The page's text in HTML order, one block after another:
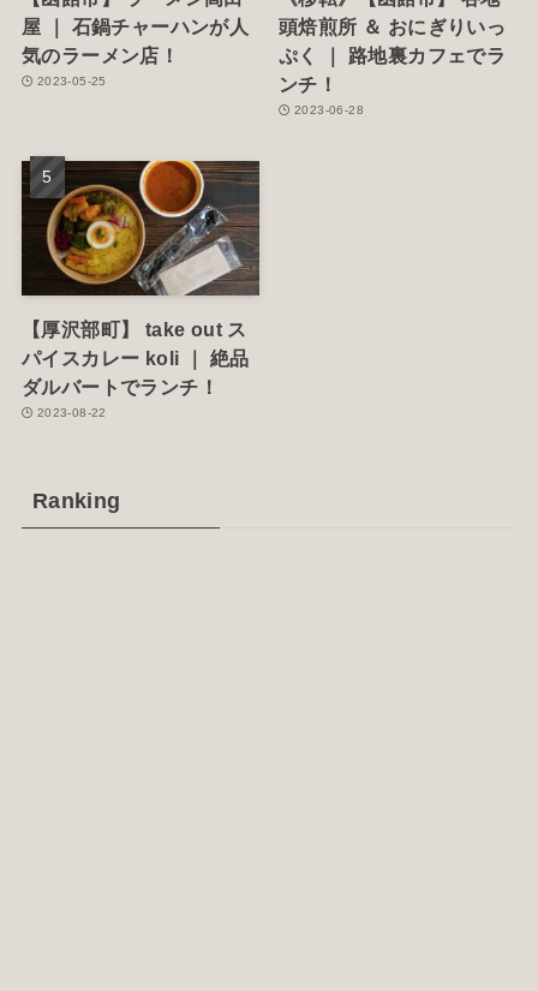
屋 ｜ 石鍋チャーハンが人
気のラーメン店！
2023-05-25
頭焙煎所 ＆ おにぎりいっ
ぷく ｜ 路地裏カフェでラ
ンチ！
2023-06-28
【厚沢部町】 take out ス
パイスカレー koli ｜ 絶品
ダルバートでランチ！
2023-08-22
Ranking